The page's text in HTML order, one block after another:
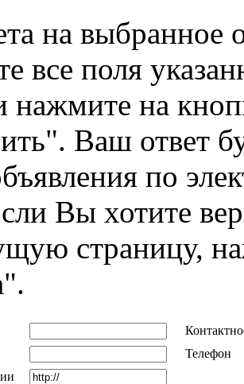
на выбранное
все поля
на
Ваш ответ
по
Вы хотите
страницу,
Телефон